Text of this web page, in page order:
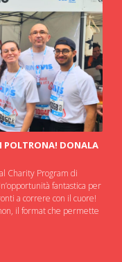
DONALA
Charity Program di
fantastica per
a correre con il cuore!
il format che permette